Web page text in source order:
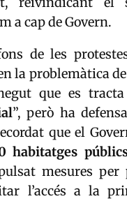
a cap de Govern.
de les
la problemàtica de
que es
”, però ha
que el
habitatges
mesures per
l’accés a la